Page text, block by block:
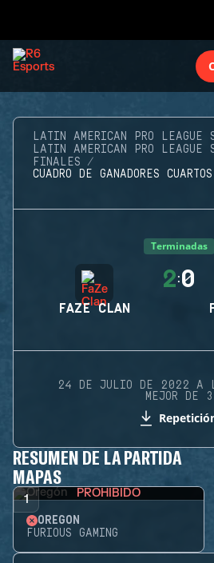
LATIN AMERICAN PRO LEAGUE
LATIN AMERICAN PRO LEAGUE
FINALES
CUADRO DE GANADORES
Terminadas
FAZE CLAN
2:0
24 DE JULIO DE 2022 A
MEJOR DE 3
RESUMEN DE LA PARTIDA
MAPAS
1 PROHIBIDO
OREGÓN
FURIOUS GAMING